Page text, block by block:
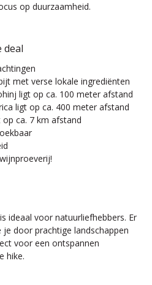
op duurzaamheid.
deal
met verse lokale ingrediënten
ligt op ca. 100 meter afstand
ligt op ca. 400 meter afstand
ca. 7 km afstand
ideaal voor natuurliefhebbers. Er
door prachtige landschappen
voor een ontspannen
hike.